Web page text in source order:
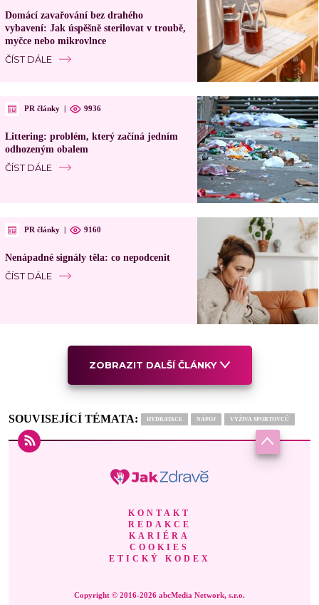
Domácí zavařování bez drahého
vybavení: Jak úspěšně sterilovat v troubě,
myčce nebo mikrovlnce
ČÍST DÁLE
PR články | 9936
Littering: problém, který začíná jedním
odhozeným obalem
ČÍST DÁLE
PR články | 9160
Nenápadné signály těla: co nepodcenit
ČÍST DÁLE
ZOBRAZIT DALŠÍ ČLÁNKY
SOUVISEJÍCÍ TÉMATA: HYDRATACE NÁPOJ VÝŽIVA SPORTOVCŮ
KONTAKT
REDAKCE
KARIÉRA
COOKIES
ETICKÝ KODEX
Copyright © 2016-2026 abcMedia Network, s.r.o.